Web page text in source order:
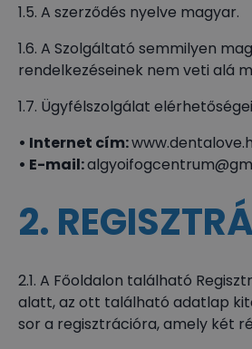
1.5. A szerződés nyelve magyar.
1.6. A Szolgáltató semmilyen
rendelkezéseinek nem veti alá
1.7. Ügyfélszolgálat elérhetőségei
• Internet cím:
• E-mail:
2.
2.1. A Főoldalon található
alatt, az ott található adatlap
sor a regisztrációra, amely két